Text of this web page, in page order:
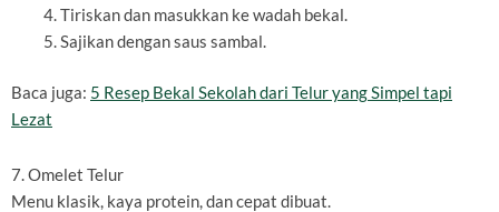
Tiriskan dan masukkan ke wadah bekal.
Sajikan dengan saus sambal.
Baca juga: 5 Resep Bekal Sekolah dari Telur yang Simpel tapi
Lezat
7. Omelet Telur
Menu klasik, kaya protein, dan cepat dibuat.